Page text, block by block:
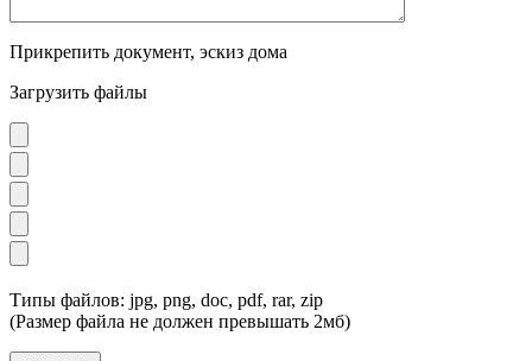
Прикрепить документ, эскиз дома
Загрузить файлы
Типы файлов: jpg, png, doc, pdf, rar, zip
(Размер файла не должен превышать 2мб)